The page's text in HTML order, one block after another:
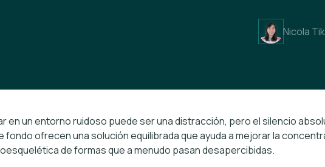
Nicola Tik
en un entorno ruidoso puede ser una distracción, pero el silencio
fondo ofrecen una solución equilibrada que ayuda a mejorar la
de formas que a menudo pasan desapercibidas.